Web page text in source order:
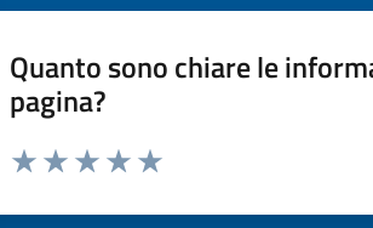
Quanto sono chiare le
pagina?
Valuta da 1 a 5 stelle la pagina